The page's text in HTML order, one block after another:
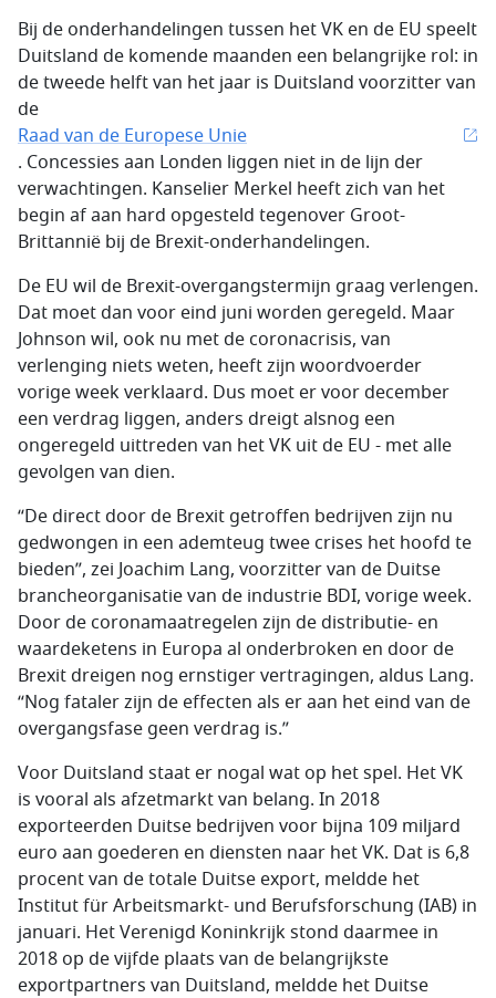
Bij de onderhandelingen tussen het VK en de EU speelt
Duitsland de komende maanden een belangrijke rol: in
de tweede helft van het jaar is Duitsland voorzitter van
de
Raad van de Europese Unie
. Concessies aan Londen liggen niet in de lijn der
verwachtingen. Kanselier Merkel heeft zich van het
begin af aan hard opgesteld tegenover Groot-
Brittannië bij de Brexit-onderhandelingen.
De EU wil de Brexit-overgangstermijn graag verlengen.
Dat moet dan voor eind juni worden geregeld. Maar
Johnson wil, ook nu met de coronacrisis, van
verlenging niets weten, heeft zijn woordvoerder
vorige week verklaard. Dus moet er voor december
een verdrag liggen, anders dreigt alsnog een
ongeregeld uittreden van het VK uit de EU - met alle
gevolgen van dien.
“De direct door de Brexit getroffen bedrijven zijn nu
gedwongen in een ademteug twee crises het hoofd te
bieden”, zei Joachim Lang, voorzitter van de Duitse
brancheorganisatie van de industrie BDI, vorige week.
Door de coronamaatregelen zijn de distributie- en
waardeketens in Europa al onderbroken en door de
Brexit dreigen nog ernstiger vertragingen, aldus Lang.
“Nog fataler zijn de effecten als er aan het eind van de
overgangsfase geen verdrag is.”
Voor Duitsland staat er nogal wat op het spel. Het VK
is vooral als afzetmarkt van belang. In 2018
exporteerden Duitse bedrijven voor bijna 109 miljard
euro aan goederen en diensten naar het VK. Dat is 6,8
procent van de totale Duitse export, meldde het
Institut für Arbeitsmarkt- und Berufsforschung (IAB) in
januari. Het Verenigd Koninkrijk stond daarmee in
2018 op de vijfde plaats van de belangrijkste
exportpartners van Duitsland, meldde het Duitse